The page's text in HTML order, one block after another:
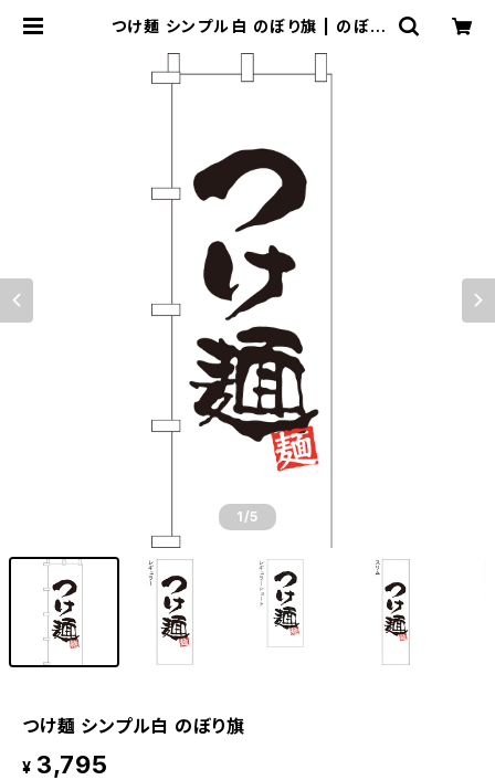
つけ麺 シンプル白 のぼり旗 | のぼり
1 /5
つけ麺 シンプル白 のぼり旗
¥ 3,795